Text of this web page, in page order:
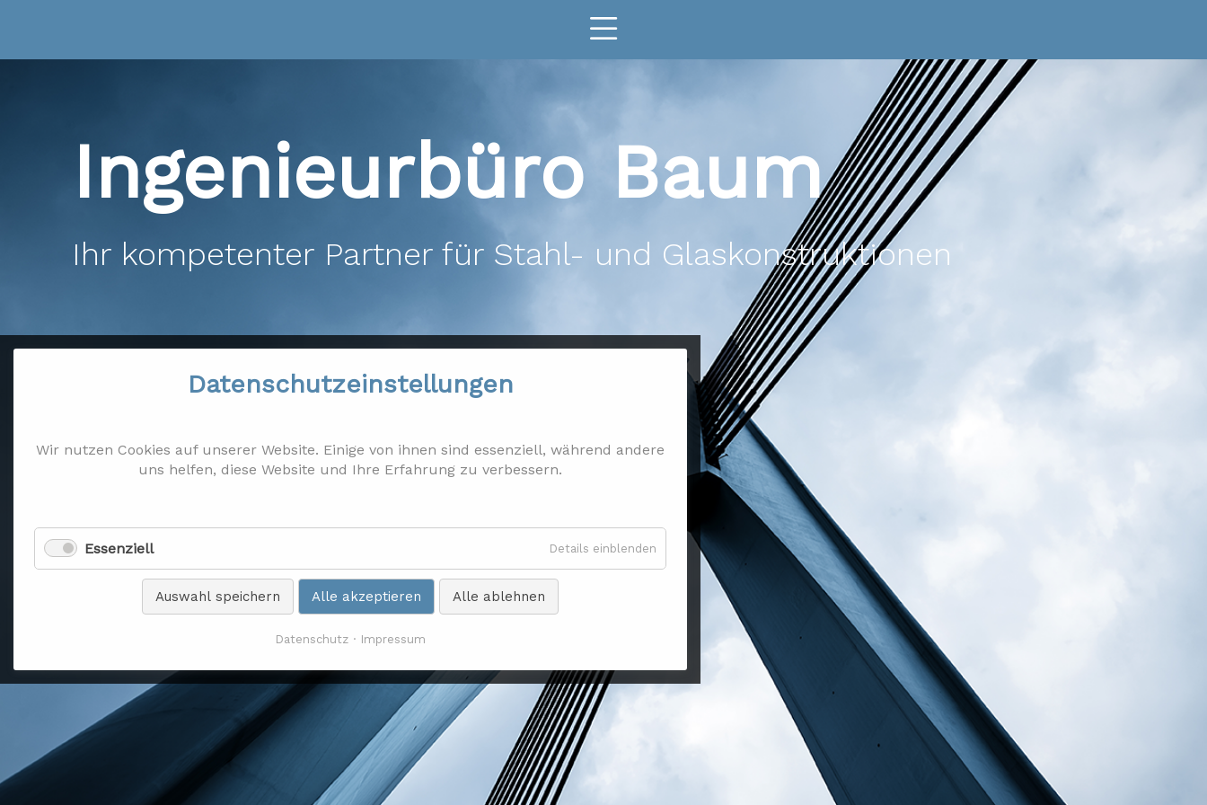
Ingenieurbüro Baum
Ihr kompetenter Partner für Stahl- und Glaskonstruktionen
Datenschutzeinstellungen
Wir nutzen Cookies auf unserer Website. Einige von ihnen sind essenziell, während andere
uns helfen, diese Website und Ihre Erfahrung zu verbessern.
Essenziell Details einblenden
Essenziell
Auswahl speichern Alle akzeptieren Alle ablehnen
Datenschutz Impressum